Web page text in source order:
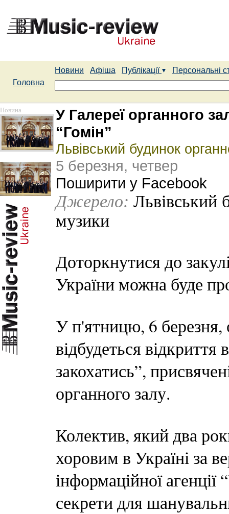
Новини Афіша Публікації
Персональні
Головна
Новина
У Галереї органного
“Гомін”
Львівський будинок
5 березня, четвер
Поширити у Facebook
Джерело: Львівський
музики
Доторкнутися до
України можна буде
У п'ятницю, 6 березня,
відбудеться
закохатись”,
органного залу.
Колектив, який два
хоровим в Україні за
інформаційної агенції
секрети для